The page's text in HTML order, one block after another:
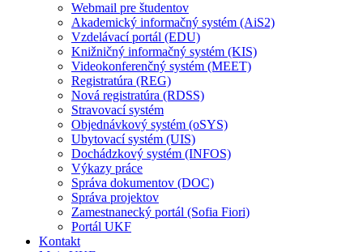
Webmail pre študentov
Akademický informačný systém (AiS2)
Vzdelávací portál (EDU)
Knižničný informačný systém (KIS)
Videokonferenčný systém (MEET)
Registratúra (REG)
Nová registratúra (RDSS)
Stravovací systém
Objednávkový systém (oSYS)
Ubytovací systém (UIS)
Dochádzkový systém (INFOS)
Výkazy práce
Správa dokumentov (DOC)
Správa projektov
Zamestnanecký portál (Sofia Fiori)
Portál UKF
Kontakt